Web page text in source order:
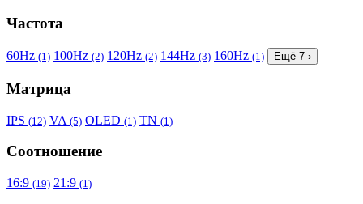
Частота
60Hz (1) 100Hz (2) 120Hz (2) 144Hz (3) 160Hz (1) Ещё 7 ›
Матрица
IPS (12) VA (5) OLED (1) TN (1)
Соотношение
16:9 (19) 21:9 (1)